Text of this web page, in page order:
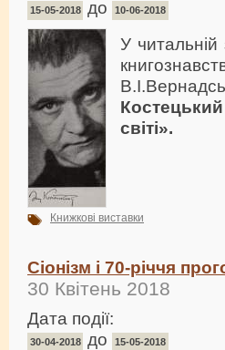
15-05-2018 до 10-06-2018
У читальній
світі».
Книжкові виставки
Сіонізм і 70-річчя
30 Квітень 2018
Дата події:
30-04-2018 до 15-05-2018